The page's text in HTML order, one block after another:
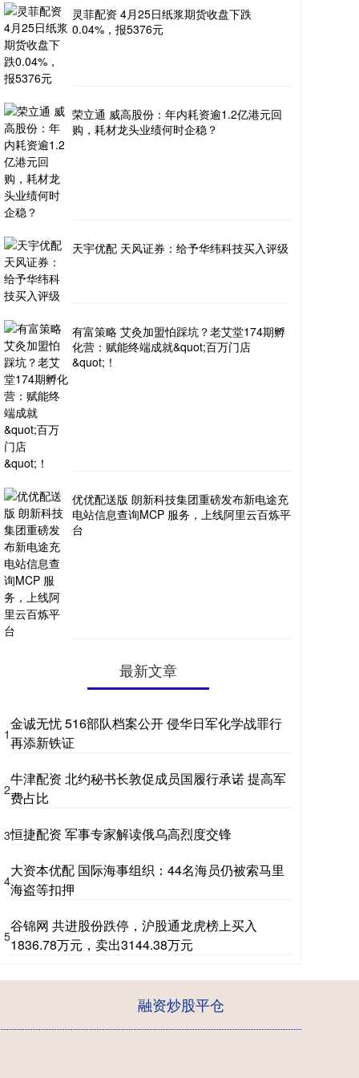
灵菲配资 4月25日纸浆期货收盘下跌
0.04%，报5376元
荣立通 威高股份：年内耗资逾1.2亿港元回
购，耗材龙头业绩何时企稳？
天宇优配 天风证券：给予华纬科技买入评级
有富策略 艾灸加盟怕踩坑？老艾堂174期孵
化营：赋能终端成就&quot;百万门店
&quot;！
优优配送版 朗新科技集团重磅发布新电途充
电站信息查询MCP 服务，上线阿里云百炼平
台
最新文章
1
金诚无忧 516部队档案公开 侵华日军化学战罪行
再添新铁证
2
牛津配资 北约秘书长敦促成员国履行承诺 提高军
费占比
3恒捷配资 军事专家解读俄乌高烈度交锋
4
大资本优配 国际海事组织：44名海员仍被索马里
海盗等扣押
5
谷锦网 共进股份跌停，沪股通龙虎榜上买入
1836.78万元，卖出3144.38万元
融资炒股平仓